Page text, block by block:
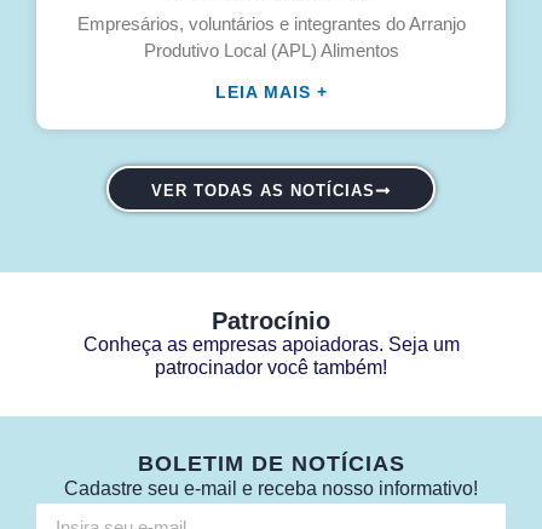
Empresários, voluntários e integrantes do Arranjo
Produtivo Local (APL) Alimentos
LEIA MAIS +
VER TODAS AS NOTÍCIAS
Patrocínio
Conheça as empresas apoiadoras. Seja um
patrocinador você também!
BOLETIM DE NOTÍCIAS
Cadastre seu e-mail e receba nosso informativo!